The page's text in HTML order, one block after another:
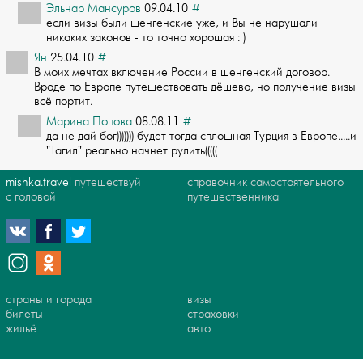
Эльнар Мансуров 09.04.10 #
если визы были шенгенские уже, и Вы не нарушали
никаких законов - то точно хороша­я : )
Ян 25.04.10 #
В моих мечтах включение России в шенгенский договор.
Вроде по Европе путешествова­ть дёшево, но получение визы
всё портит.
Марина Попова 08.08.11 #
да не дай бог))))))) будет тогда сплошная Турция в Европе.....и
"Тагил"­ реально начнет рулить(((((
mishka.travel путешествуй
с головой
справочник самостоятельного
путешественника
страны и города
билеты
жильё
визы
страховки
авто